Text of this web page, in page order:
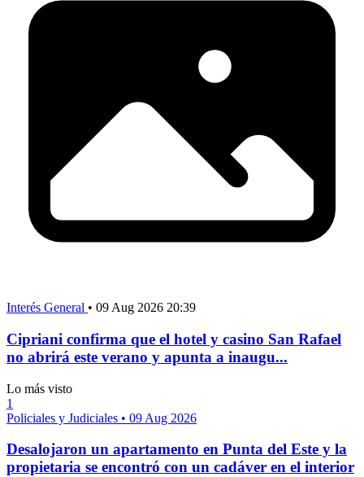
Interés General • 09 Aug 2026 20:39
Cipriani confirma que el hotel y casino San Rafael
no abrirá este verano y apunta a inaugu...
Lo más visto
1
Policiales y Judiciales • 09 Aug 2026
Desalojaron un apartamento en Punta del Este y la
propietaria se encontró con un cadáver en el interior